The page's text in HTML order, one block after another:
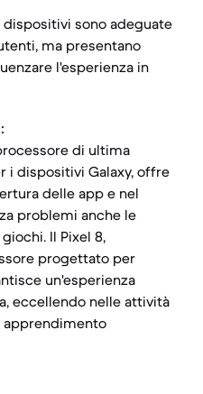
sono adeguate
ma presentano
l'esperienza in
di ultima
i dispositivi Galaxy, offre
delle app e nel
problemi anche le
Il Pixel 8,
progettato per
un'esperienza
eccellendo nelle attività